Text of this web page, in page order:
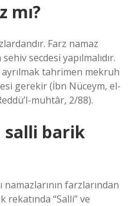
mı?
Farz namaz
secdesi yapılmalıdır.
tahrimen mekruh
gerekir (İbn Nüceym, el-
muhtâr, 2/88).
salli barik
farzlarından
rekatında “Salli” ve